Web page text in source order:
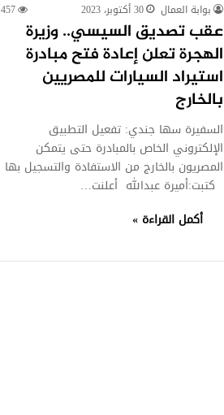
بوابة العمال 30 أكتوبر، 2023 457
عقب تصديق السيسي.. وزيرة
الهجرة تعلن إعادة فتح مبادرة
استيراد السيارات للمصريين
بالخارج
السفيرة سها جندي: تفعيل التطبيق
الإلكتروني الخاص بالمبادرة حتى يتمكن
المصريون بالخارج من الاستفادة والتسجيل بها
كتبت:أميرة عبدالله أعلنت…
أكمل القراءة »